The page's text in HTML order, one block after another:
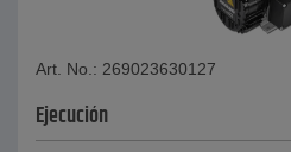
Art. No.: 269023630127
Ejecución